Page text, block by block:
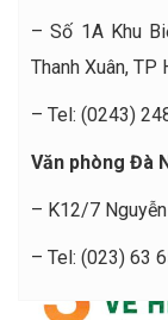
– Số 1A Khu
Thanh Xuân, TP
– Tel: (0243)
Văn phòng Đà
– K12/7
– Tel: (023) 63